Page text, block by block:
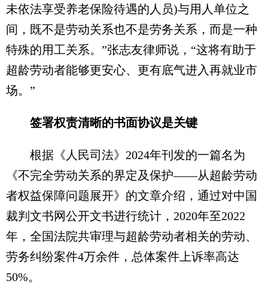
未依法享受养老保险待遇的人员)与用人单位之
间，既不是劳动关系也不是劳务关系，而是一种
特殊的用工关系。”张志友律师说，“这将有助于
超龄劳动者能够更安心、更有底气进入再就业市
场。”
签署权责清晰的书面协议是关键
根据《人民司法》2024年刊发的一篇名为
《不完全劳动关系的界定及保护——从超龄劳动
者权益保障问题展开》的文章介绍，通过对中国
裁判文书网公开文书进行统计，2020年至2022
年，全国法院共审理与超龄劳动者相关的劳动、
劳务纠纷案件4万余件，总体案件上诉率高达
50%。